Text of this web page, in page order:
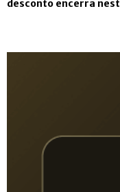
desconto encerra